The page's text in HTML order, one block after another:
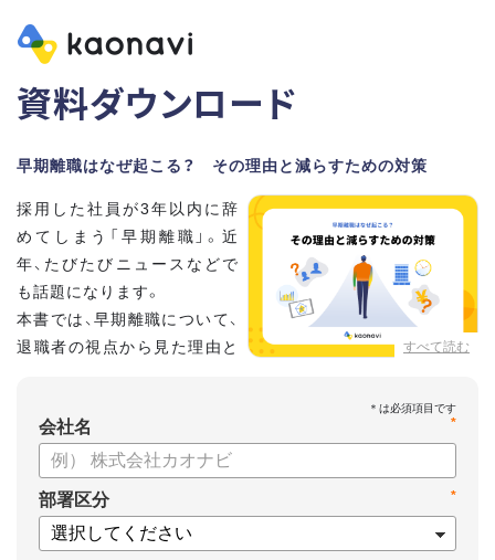
資料ダウンロード
早期離職はなぜ起こる？ その理由と減らすための対策
すべて読む
採用した社員が3年以内に辞
めてしまう「早期離職」。近
年、たびたびニュースなどで
も話題になります。
本書では、早期離職について、
退職者の視点から見た理由と
【資料の内容】
・早期離職が起こる原因
・早期離職は会社にも影響がある？
・減らすための対策とは？
*
会社名
*
部署区分